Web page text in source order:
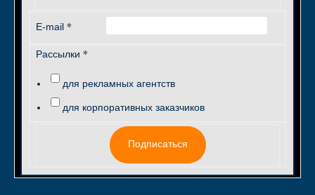
E-mail *
Рассылки *
для рекламных агентств
для корпоративных заказчиков
Подписаться